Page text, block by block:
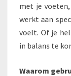
met je
werkt aan
voelt. Of je
in balans te
Waarom